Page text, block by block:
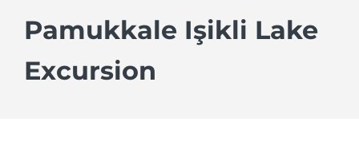
Pamukkale Işikli Lake
Excursion